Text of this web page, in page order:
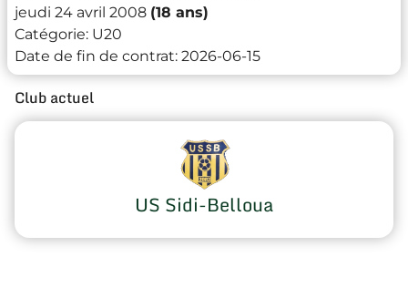
jeudi 24 avril 2008 (18 ans)
Catégorie: U20
Date de fin de contrat: 2026-06-15
Club actuel
US Sidi-Belloua